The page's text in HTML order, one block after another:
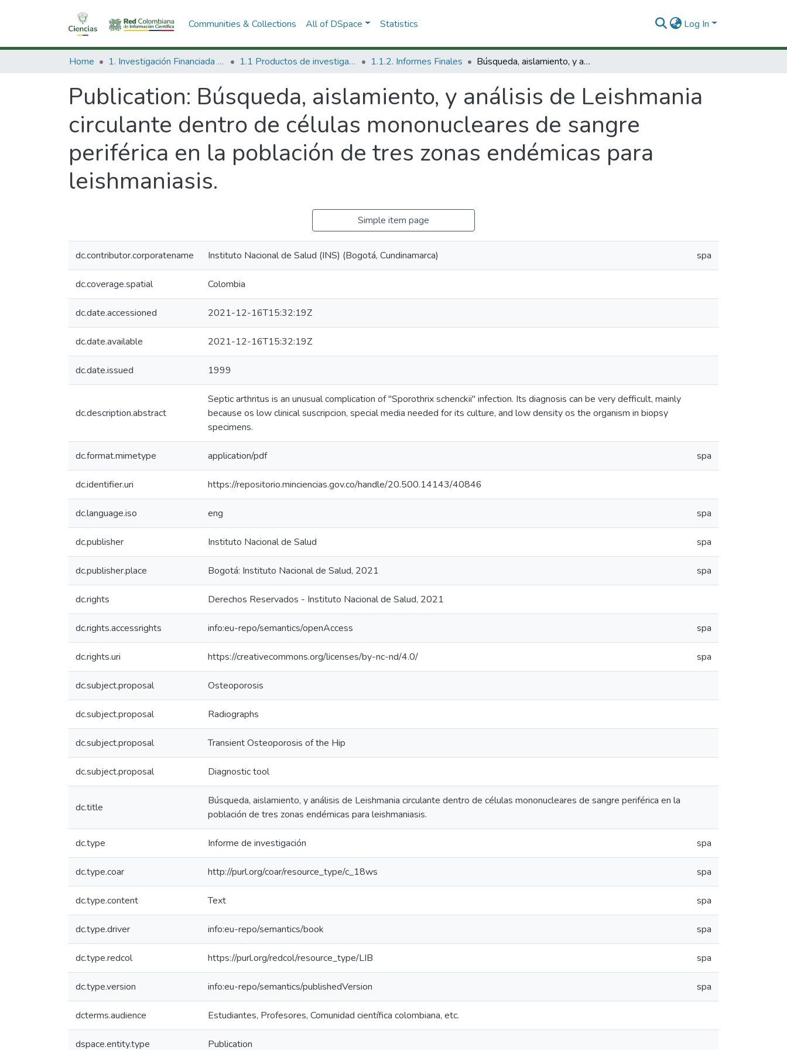
Communities & Collections All of DSpace Statistics Log In
Home 1. Investigación Financiada con Recursos Públicos 1.1 Productos de investigación 1.1.2. Informes Finales Búsqueda, aislamiento, y análisis de Leishmania circulante dentro de células mononucleares de sangre periférica en la población de tres zonas endémicas para leishmaniasis.
Publication: Búsqueda, aislamiento, y análisis de Leishmania
circulante dentro de células mononucleares de sangre
periférica en la población de tres zonas endémicas para
leishmaniasis.
Simple item page
dc.contributor.corporatename Instituto Nacional de Salud (INS) (Bogotá, Cundinamarca) spa
dc.coverage.spatial Colombia
dc.date.accessioned 2021-12-16T15:32:19Z
dc.date.available 2021-12-16T15:32:19Z
dc.date.issued 1999
dc.description.abstract
Septic arthritus is an unusual complication of "Sporothrix schenckii" infection. Its diagnosis can be very defficult, mainly
because os low clinical suscripcion, special media needed for its culture, and low density os the organism in biopsy
specimens.
dc.format.mimetype application/pdf spa
dc.identifier.uri https://repositorio.minciencias.gov.co/handle/20.500.14143/40846
dc.language.iso eng spa
dc.publisher Instituto Nacional de Salud spa
dc.publisher.place Bogotá: Instituto Nacional de Salud, 2021 spa
dc.rights Derechos Reservados - Instituto Nacional de Salud, 2021
dc.rights.accessrights info:eu-repo/semantics/openAccess spa
dc.rights.uri https://creativecommons.org/licenses/by-nc-nd/4.0/ spa
dc.subject.proposal Osteoporosis
dc.subject.proposal Radiographs
dc.subject.proposal Transient Osteoporosis of the Hip
dc.subject.proposal Diagnostic tool
dc.title
Búsqueda, aislamiento, y análisis de Leishmania circulante dentro de células mononucleares de sangre periférica en la
población de tres zonas endémicas para leishmaniasis.
dc.type Informe de investigación spa
dc.type.coar http://purl.org/coar/resource_type/c_18ws spa
dc.type.content Text spa
dc.type.driver info:eu-repo/semantics/book spa
dc.type.redcol https://purl.org/redcol/resource_type/LIB spa
dc.type.version info:eu-repo/semantics/publishedVersion spa
dcterms.audience Estudiantes, Profesores, Comunidad científica colombiana, etc.
dspace.entity.type Publication